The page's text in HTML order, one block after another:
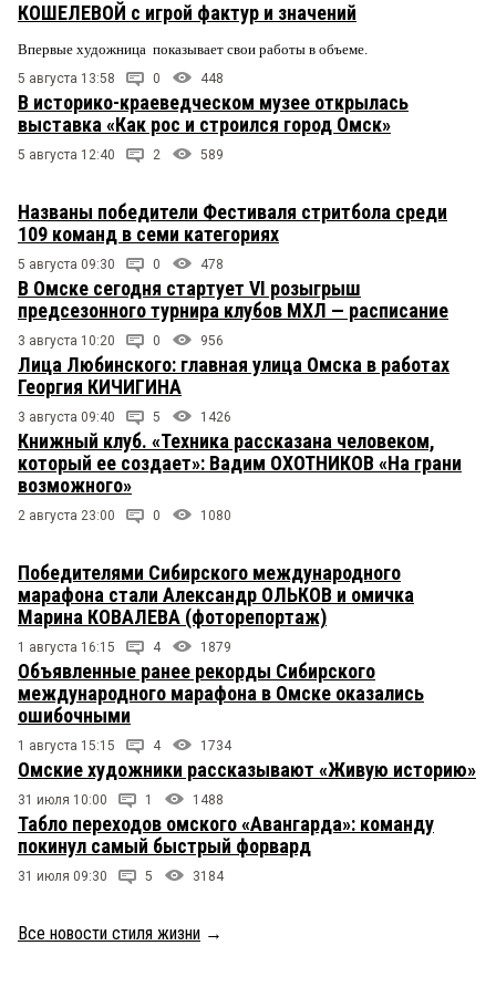
КОШЕЛЕВОЙ с игрой фактур и значений
Впервые художница показывает свои работы в объеме.
5 августа 13:58 0 448
В историко-краеведческом музее открылась
выставка «Как рос и строился город Омск»
5 августа 12:40 2 589
Названы победители Фестиваля стритбола среди
109 команд в семи категориях
5 августа 09:30 0 478
В Омске сегодня стартует VI розыгрыш
предсезонного турнира клубов МХЛ — расписание
3 августа 10:20 0 956
Лица Любинского: главная улица Омска в работах
Георгия КИЧИГИНА
3 августа 09:40 5 1426
Книжный клуб. «Техника рассказана человеком,
который ее создает»: Вадим ОХОТНИКОВ «На грани
возможного»
2 августа 23:00 0 1080
Победителями Сибирского международного
марафона стали Александр ОЛЬКОВ и омичка
Марина КОВАЛЕВА (фоторепортаж)
1 августа 16:15 4 1879
Объявленные ранее рекорды Сибирского
международного марафона в Омске оказались
ошибочными
1 августа 15:15 4 1734
Омские художники рассказывают «Живую историю»
31 июля 10:00 1 1488
Табло переходов омского «Авангарда»: команду
покинул самый быстрый форвард
31 июля 09:30 5 3184
Все новости стиля жизни →